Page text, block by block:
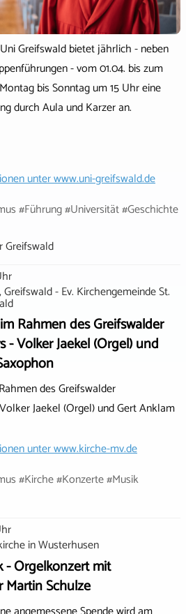
Greifswald bietet jährlich - neben
- vom 01.04. bis zum
bis Sonntag um 15 Uhr eine
durch Aula und Karzer an.
unterwww.uni-greifswald.de
#Führung #Universität #Geschichte
Greifswald
Greifswald - Ev. Kirchengemeinde St.
Rahmen des Greifswalder
- Volker Jaekel (Orgel) und
des Greifswalder
Jaekel (Orgel) und Gert Anklam
unterwww.kirche-mv.de
#Kirche #Konzerte #Musik
inWusterhusen
- Orgelkonzert mit
Schulze